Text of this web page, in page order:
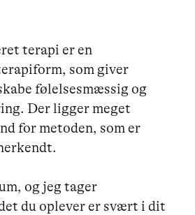
terapi er en
som giver
følelsesmæssig og
Der ligger meget
for metoden, som er
og jeg tager
du oplever er svært i dit